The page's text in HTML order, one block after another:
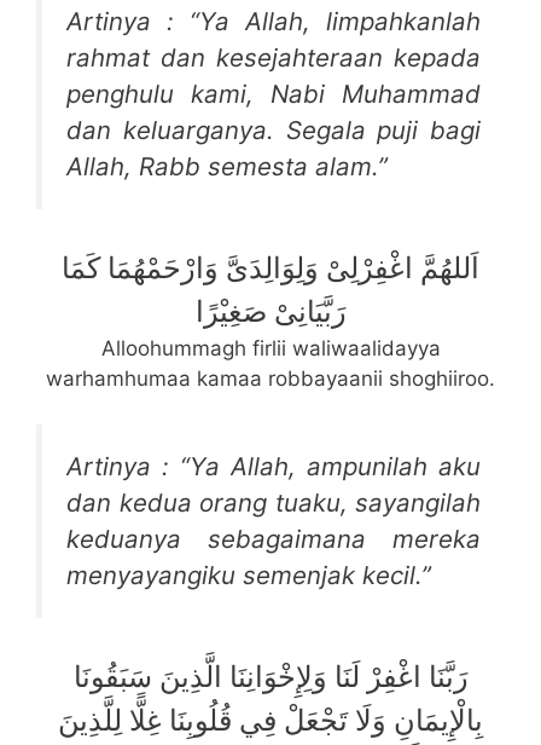
Artinya : “Ya Allah, limpahkanlah
rahmat dan kesejahteraan kepada
penghulu kami, Nabi Muhammad
dan keluarganya. Segala puji bagi
Allah, Rabb semesta alam.”
اَللهُمَّ اغْفِرْلِىْ وَلِوَالِدَىَّ وَارْحَمْهُمَا كَمَا
رَبَّيَانِىْ صَغِيْرًا
Alloohummagh firlii waliwaalidayya
warhamhumaa kamaa robbayaanii shoghiiroo.
Artinya : “Ya Allah, ampunilah aku
dan kedua orang tuaku, sayangilah
keduanya sebagaimana mereka
menyayangiku semenjak kecil.”
رَبَّنَا اغْفِرْ لَنَا وَلِإِخْوَانِنَا الَّذِينَ سَبَقُونَا
بِالْإِيمَانِ وَلَا تَجْعَلْ فِي قُلُوبِنَا غِلًّا لِلَّذِينَ